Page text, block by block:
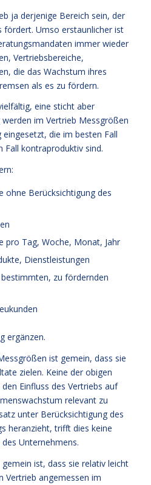
ja derjenige Bereich sein, der
fördert. Umso erstaunlicher ist
immer wieder
Vertriebsbereiche,
die das Wachstum ihres
als es zu fördern.
eine sticht aber
im Vertrieb Messgrößen
die im besten Fall
Fall kontraproduktiv sind.
ohne Berücksichtigung des
pro Tag, Woche, Monat, Jahr
Dienstleistungen
zu fördernden
ergänzen.
ist gemein, dass sie
zielen. Keine der obigen
Einfluss des Vertriebs auf
relevant zu
unter Berücksichtigung des
heranzieht, trifft dies keine
Unternehmens.
ist, dass sie relativ leicht
Vertrieb angemessen im